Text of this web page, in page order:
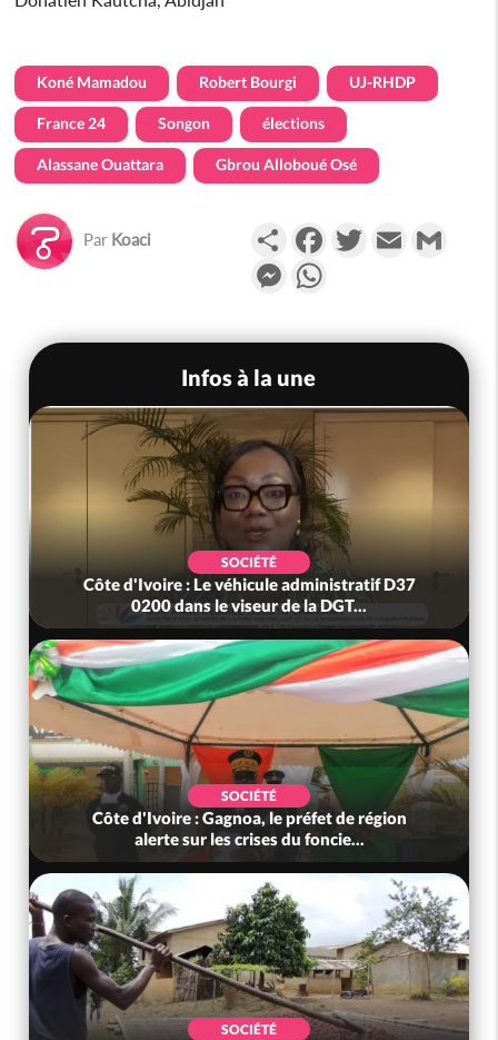
Koné Mamadou Robert Bourgi UJ-RHDP
France 24 Songon élections
Alassane Ouattara Gbrou Alloboué Osé
Par Koaci PartagerFacebookTwitterEmail
Messenger
Infos à la une
SOCIÉTÉ
Côte d'Ivoire : Le véhicule administratif D37
0200 dans le viseur de la DGT...
SOCIÉTÉ
Côte d'Ivoire : Gagnoa, le préfet de région
alerte sur les crises du foncie...
SOCIÉTÉ